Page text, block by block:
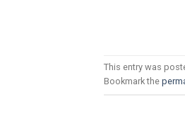
This entry was
Bookmark the